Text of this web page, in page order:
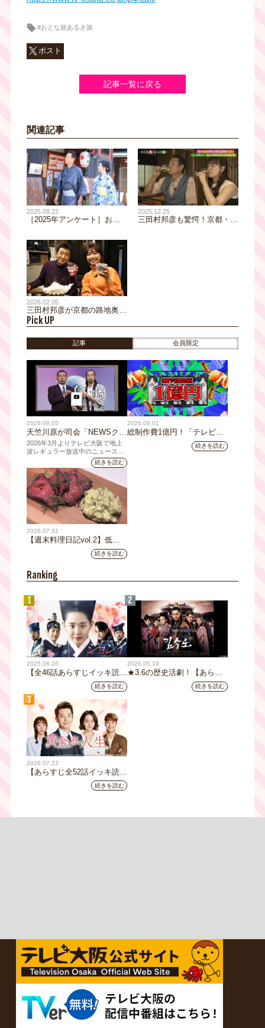
#おとな旅あるき旅
ポスト
記事一覧に戻る
関連記事
2025.08.22
［2025年アンケート］おと
と笑える内容が楽しいと好
評⁉｜おとな旅倶楽部
2025.12.25
三田村邦彦も驚愕！京都・錦
2026.02.05
三田村邦彦が京都の路地奥を
巡るおとな旅！角打ち・大衆
酒場・おばんざいで昼のみ！
知らないとたどり着けない名
店で激ウマ料理に感激!!
Pick UP
記事 会員限定
2026.08.05
天竺川原が司会「NEWSクラ
イシス」チャンネル登録者数
10万人突破！テレビ大阪の番
組史上最速記録を更新
2026年3月よりテレビ大阪で地上
波レギュラー放送中のニュース番
組「NEWSクライシス」が、この
たび2026年7月12日(日)に、
YouTubeチャンネル登録者数10万
人を達成しました。
続きを読む
2026.08.01
総制作費1億円！「テレビ大
阪ネクストIPプロジェクト」
第1弾採用企画が決定 第2弾
続きを読む
2026.07.31
【週末料理日記vol.2】低温
調理機で作るローストビーフ
続きを読む
Ranking
1
2025.08.26
【全46話あらすじイッキ読
み】韓国ドラマ『火の女神
ジョンイ』｜テレビ大阪 9
月11日（木）朝8時放送スタ
ート
続きを読む
2
2026.05.19
★3.6の歴史活劇！【あらす
じ全32話イッキ読み】韓国ド
ラマ『鉄の王 キム・スロ』
続きを読む
3
2026.07.23
【あらすじ全52話イッキ読
み】韓国ドラマ『黄金の私の
人生』｜テレビ大阪 月曜～
続きを読む